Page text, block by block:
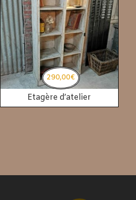
Etagère d’atelier
290,00€